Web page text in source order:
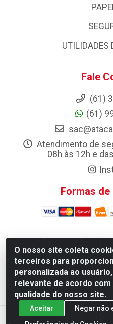
O nosso site coleta
terceiros para
personalizada ao
relevante de acordo
qualidade do nosso site.
Aceitar
Negar não
UTILIDADES
Fale
(61)
(61)
Atendimento de
08h às 12h e
Formas
Atacadao da Limpeza F.
Distribuicao LTDA -
Industrial (Taguatinga),
CNPJ